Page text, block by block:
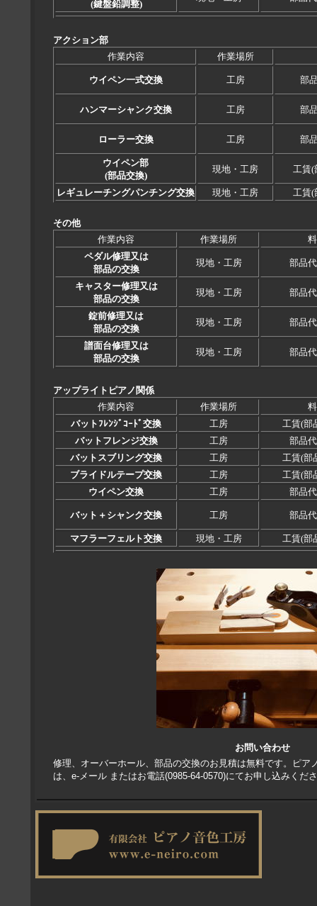
(鍵盤鉛調整)
アクション部
作業内容
作業場所
ウイペン一式交換 工房 部
ハンマーシャンク交換 工房 部
ローラー交換 工房 部
ウイペン部
(部品交換)
現地・工房 工賃(
レギュレーチングパンチング交換 現地・工房 工賃(
その他
作業内容
作業場所
ペダル修理又は
部品の交換
現地・工房 部品
キャスター修理又は
部品の交換
現地・工房 部品
錠前修理又は
部品の交換
現地・工房 部品
譜面台修理又は
部品の交換
現地・工房 部品
アップライトピアノ関係
作業内容
作業場所
バットﾌﾚﾝｼﾞｺｰﾄﾞ交換
工房
工賃(部
バットフレンジ交換
工房
部品
バットスブリング交換
工房
工賃(部
ブライドルテープ交換
工房
工賃(部
ウイペン交換
工房 部品
バット＋シャンク交換 工房 部品
マフラーフェルト交換 現地・工房 工賃(部
お問い合わせ
修理、オーバーホール、部品の交換のお見積は無料です。ピア
は、e-メール またはお電話(0985-64-0570)にてお申し込みくだ